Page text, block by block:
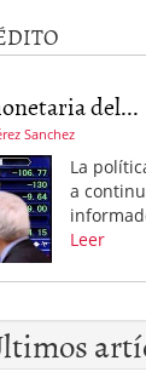
del...
Sanchez
La
a
Leer